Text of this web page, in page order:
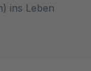
ins Leben